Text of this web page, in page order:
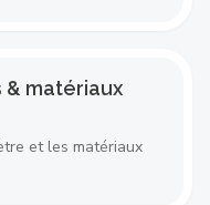
matériaux
et les matériaux